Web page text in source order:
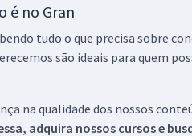
é no Gran
tudo o que precisa sobre
são ideais para quem
na qualidade dos nossos
adquira nossos cursos e